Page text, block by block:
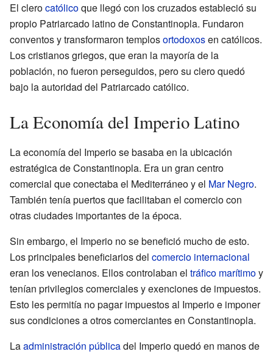
El clerocatólicoque llegó con los cruzados estableció su
propio Patriarcado latino de Constantinopla. Fundaron
conventos y transformaron templosortodoxosen católicos.
Los cristianos griegos, que eran la mayoría de la
población, no fueron perseguidos, pero su clero quedó
bajo la autoridad del Patriarcado católico.
La Economía del Imperio Latino
La economía del Imperio se basaba en la ubicación
estratégica de Constantinopla. Era un gran centro
comercial que conectaba el Mediterráneo y el Mar Negro.
También tenía puertos que facilitaban el comercio con
otras ciudades importantes de la época.
Sin embargo, el Imperio no se benefició mucho de esto.
Los principales beneficiarios del comercio internacional
eran los venecianos. Ellos controlaban el tráfico marítimoy
tenían privilegios comerciales y exenciones de impuestos.
Esto les permitía no pagar impuestos al Imperio e imponer
sus condiciones a otros comerciantes en Constantinopla.
Laadministración públicadel Imperio quedó en manos de